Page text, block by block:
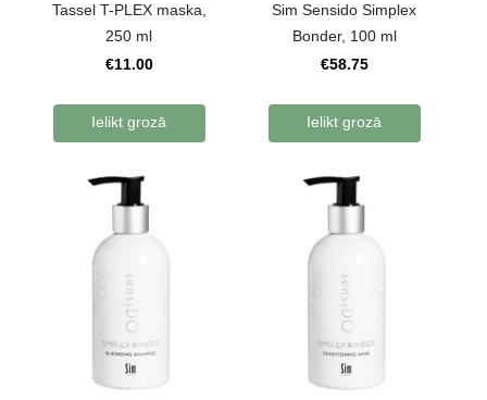
Tassel T-PLEX maska,
250 ml
€11.00
Ielikt grozā
Sim Sensido Simplex
Bonder, 100 ml
€58.75
Ielikt grozā